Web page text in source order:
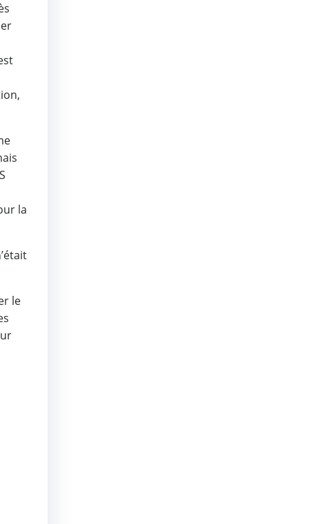
la
le